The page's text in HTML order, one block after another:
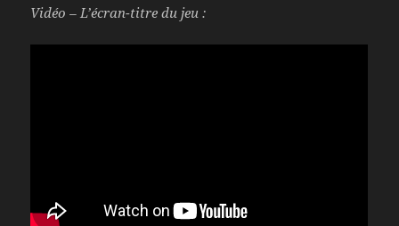
Vidéo – L’écran-titre du jeu :